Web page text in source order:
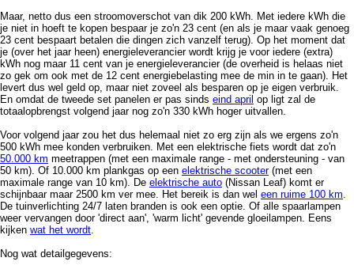
Maar, netto dus een stroomoverschot van dik 200 kWh. Met iedere kWh die
je niet in hoeft te kopen bespaar je zo'n 23 cent (en als je maar vaak genoeg
23 cent bespaart betalen die dingen zich vanzelf terug). Op het moment dat
je (over het jaar heen) energieleverancier wordt krijg je voor iedere (extra)
kWh nog maar 11 cent van je energieleverancier (de overheid is helaas niet
zo gek om ook met de 12 cent energiebelasting mee de min in te gaan). Het
levert dus wel geld op, maar niet zoveel als besparen op je eigen verbruik.
En omdat de tweede set panelen er pas sinds eind april op ligt zal de
totaalopbrengst volgend jaar nog zo'n 330 kWh hoger uitvallen.
Voor volgend jaar zou het dus helemaal niet zo erg zijn als we ergens zo'n
500 kWh mee konden verbruiken. Met een elektrische fiets wordt dat zo'n
50.000 km meetrappen (met een maximale range - met ondersteuning - van
50 km). Of 10.000 km plankgas op een elektrische scooter(met een
maximale range van 10 km). De elektrische auto (Nissan Leaf) komt er
schijnbaar maar 2500 km ver mee. Het bereik is dan wel een ruime 100 km.
De tuinverlichting 24/7 laten branden is ook een optie. Of alle spaarlampen
weer vervangen door 'direct aan', 'warm licht' gevende gloeilampen. Eens
kijken wat het wordt.
Nog wat detailgegevens: